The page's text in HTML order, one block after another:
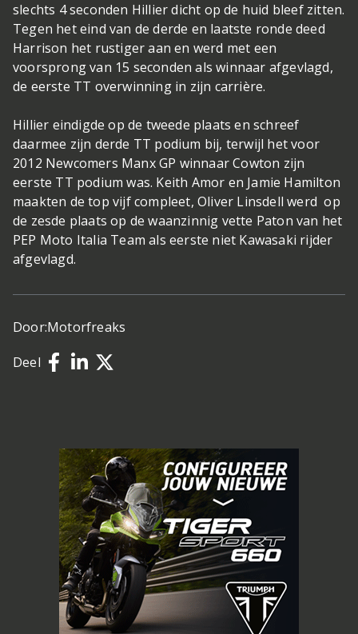
slechts 4 seconden Hillier dicht op de huid bleef zitten.
Tegen het eind van de derde en laatste ronde deed
Harrison het rustiger aan en werd met een
voorsprong van 15 seconden als winnaar afgevlagd,
de eerste TT overwinning in zijn carrière.
Hillier eindigde op de tweede plaats en schreef
daarmee zijn derde TT podium bij, terwijl het voor
2012 Newcomers Manx GP winnaar Cowton zijn
eerste TT podium was. Keith Amor en Jamie Hamilton
maakten de top vijf compleet, Oliver Linsdell werd op
de zesde plaats op de waanzinnig vette Paton van het
PEP Moto Italia Team als eerste niet Kawasaki rijder
afgevlagd.
Door:Motorfreaks
Deel